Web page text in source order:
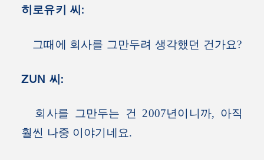
히로유키 씨:
그때에 회사를 그만두려 생각했던 건가요?
ZUN 씨:
회사를 그만두는 건 2007년이니까, 아직
훨씬 나중 이야기네요.